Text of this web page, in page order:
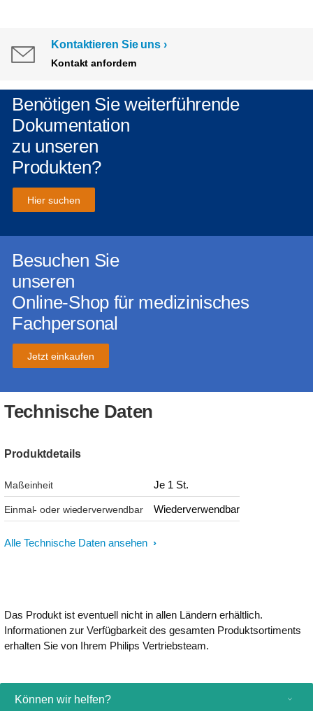
Kontaktieren Sie uns
Kontakt anfordern
Benötigen Sie weiterführende
Dokumentation
zu unseren
Produkten?
Hier suchen
Besuchen Sie
unseren
Online-Shop für medizinisches
Fachpersonal
Jetzt einkaufen
Technische Daten
Produktdetails
Maßeinheit Je 1 St.
Einmal- oder wiederverwendbar Wiederverwendbar
Alle Technische Daten ansehen
Das Produkt ist eventuell nicht in allen Ländern erhältlich.
Informationen zur Verfügbarkeit des gesamten Produktsortiments
erhalten Sie von Ihrem Philips Vertriebsteam.
Können wir helfen?